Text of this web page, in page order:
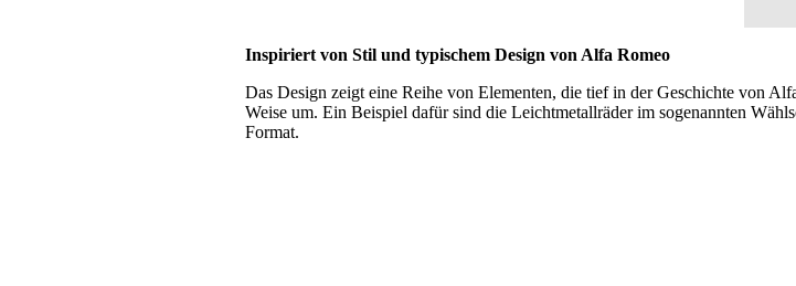
Inspiriert von Stil und typischem Design von Alfa Romeo
Das Design zeigt eine Reihe von Elementen, die tief in der Geschichte von
Weise um. Ein Beispiel dafür sind die Leichtmetallräder im sogenannten
Format.